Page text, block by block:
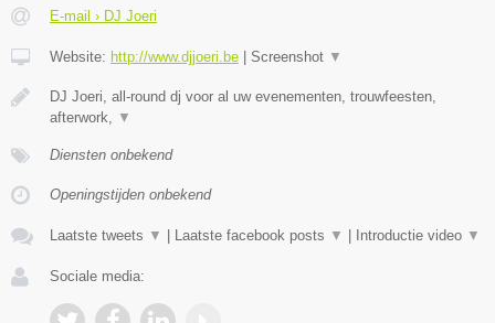
E-mail › DJ Joeri
Website: http://www.djjoeri.be | Screenshot ▼
DJ Joeri, all-round dj voor al uw evenementen, trouwfeesten,
afterwork,
▼
Diensten onbekend
Openingstijden onbekend
Laatste tweets ▼ | Laatste facebook posts ▼ | Introductie video ▼
Sociale media: